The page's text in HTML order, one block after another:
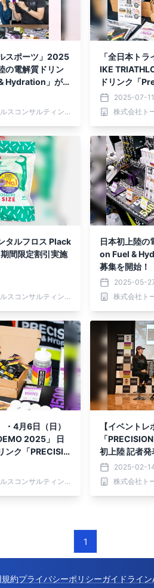
スポーツ」2025
の電解質ドリン
Hydration」が特
株式会社トータルヘルスコンサルティング
「全日本ト
IKE
ドリンク「
n」 出展のお
2025-07-
タルフロス Plack
間限定割引実施
株式会社トータルヘルスコンサルティング
日本初上陸
on Fuel &
募集を開始！
2025-05-
4月6日（日）
2025」 日
ンク「PRECISIO
展のお知らせ
株式会社トータルヘルスコンサルティング
【イベント
「
初上陸 記者
ンには女優・
んが登壇
2025-02-
1
約プライバシーポリシーガイドライン